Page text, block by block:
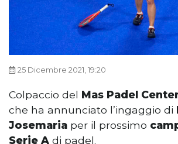
25 Dicembre 2021, 19:20
Colpaccio del Mas Padel
che ha annunciato l’ingaggio di
Josemaria per il prossimo
Serie A di padel.